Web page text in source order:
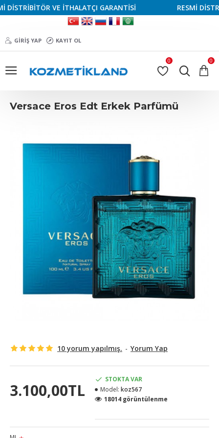
VE İTHALATÇI GARANTİSİ RESMİ
GIRIŞ YAP KAYIT OL
0 0
Versace Eros Edt Erkek Parfümü
10 yorum yapılmış. - Yorum Yap
3.100,00TL
STOKTA VAR
Model: koz567
18014 görüntülenme